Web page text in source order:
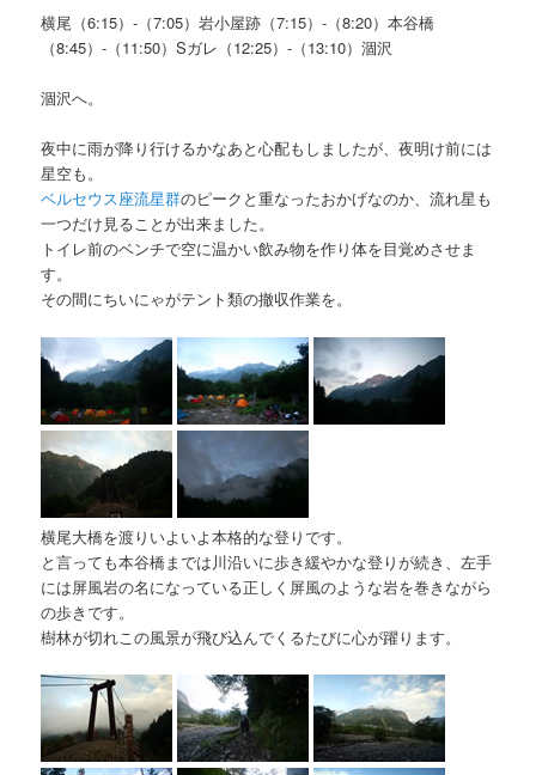
横尾（6:15）-（7:05）岩小屋跡（7:15）-（8:20）本谷橋
（8:45）-（11:50）Sガレ（12:25）-（13:10）涸沢
涸沢へ。
夜中に雨が降り行けるかなあと心配もしましたが、夜明け前には
星空も。
ベルセウス座流星群のピークと重なったおかげなのか、流れ星も
一つだけ見ることが出来ました。
トイレ前のベンチで空に温かい飲み物を作り体を目覚めさせま
す。
その間にちいにゃがテント類の撤収作業を。
横尾大橋を渡りいよいよ本格的な登りです。
と言っても本谷橋までは川沿いに歩き緩やかな登りが続き、左手
には屏風岩の名になっている正しく屏風のような岩を巻きながら
の歩きです。
樹林が切れこの風景が飛び込んでくるたびに心が躍ります。